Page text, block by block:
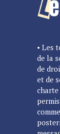
• Les
de la
de
et de